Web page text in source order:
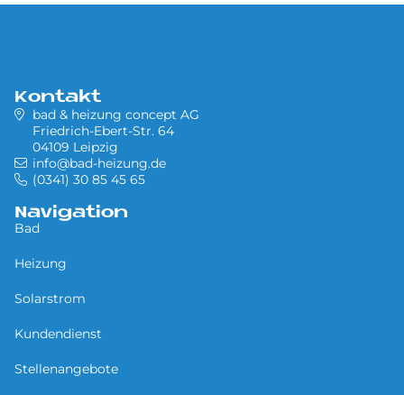
Kontakt
bad & heizung concept AG
Friedrich-Ebert-Str. 64
04109 Leipzig
info@bad-heizung.de
(0341) 30 85 45 65
Navigation
Bad
Heizung
Solarstrom
Kundendienst
Stellenangebote